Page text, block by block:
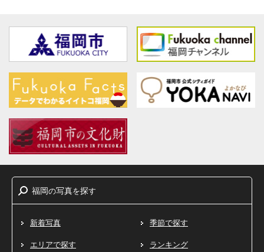
福岡の写真を探す
新着写真 季節で探す
エリアで探す ランキング